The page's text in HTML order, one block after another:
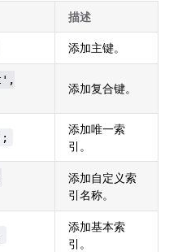
描述
添加主键。
添加复合键。
添加唯一索
引。
添加自定义索
引名称。
添加基本索
引。